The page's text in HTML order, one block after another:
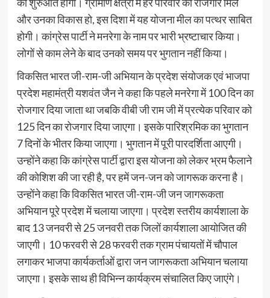
और उनका विकास हो, इस दिशा में यह योजना मील का पत्थर साबित
होगी। कांग्रेस पार्टी ने मनरेगा के नाम पर भारी भ्रष्टाचार किया।
लोगों से काम लेने के बाद उनको समय पर भुगतान नहीं किया।
विकसित भारत जी-राम-जी अभियान के प्रदेश संयोजक एवं भाजपा
प्रदेश महामंत्री यशवंत जैन ने कहा कि पहले मनरेगा में 100 दिन का
रोजगार दिया जाता था जबकि वीबी जी राम जी में प्रत्येक परिवार को
125 दिन का रोजगार दिया जाएगा। इसके पारिश्रमिक का भुगतान
7 दिनों के भीतर किया जाएगा। भुगतान में पूरी पारदर्शिता आएगी।
उन्होंने कहा कि कांग्रेस पार्टी द्वारा इस योजना को लेकर भ्रम फैलाने
की कोशिश की जा रही है, पर हमें जन-जन को जागरूक करना है।
उन्होंने कहा कि विकसित भारत जी-राम-जी जन जागरूकता
अभियान पूरे प्रदेश में चलाया जाएगा। प्रदेश स्तरीय कार्यशाला के
बाद 13 जनवरी से 25 जनवरी तक जिलों कार्यशाला आयोजित की
जाएगी। 10 फरवरी से 28 फरवरी तक ग्राम पंचायतों में चौपाल
लगाकर भाजपा कार्यकर्ताओं द्वारा जन जागरूकता अभियान चलाया
जाएगा। इसके साथ ही विभिन्न कार्यक्रम संचालित किए जाएंगे।